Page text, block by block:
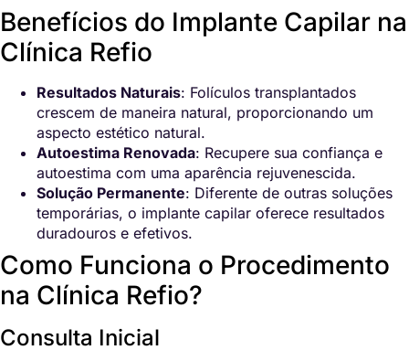
Benefícios do Implante Capilar na
Clínica Refio
Resultados Naturais: Folículos transplantados
crescem de maneira natural, proporcionando um
aspecto estético natural.
Autoestima Renovada: Recupere sua confiança e
autoestima com uma aparência rejuvenescida.
Solução Permanente: Diferente de outras soluções
temporárias, o implante capilar oferece resultados
duradouros e efetivos.
Como Funciona o Procedimento
na Clínica Refio?
Consulta Inicial